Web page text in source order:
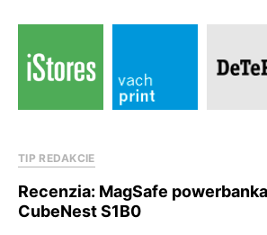
TIP REDAKCIE
Recenzia: MagSafe powerbanka
CubeNest S1B0